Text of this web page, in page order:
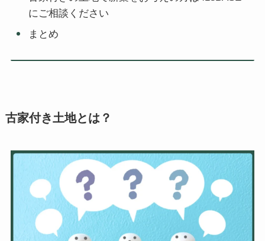
にご相談ください
まとめ
古家付き土地とは？